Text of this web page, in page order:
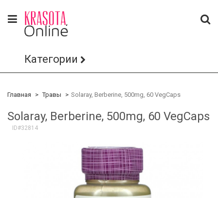
Категории
Главная Травы Solaray, Berberine, 500mg, 60 VegCaps
Solaray, Berberine, 500mg, 60 VegCaps
ID#32814